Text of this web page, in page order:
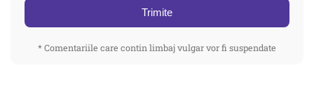
Trimite
* Comentariile care contin limbaj vulgar vor fi suspendate